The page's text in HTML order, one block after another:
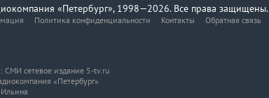
«Петербург», 1998—2026. Все права защищены.
Политика конфиденциальности Контакты Обратная связь
СМИ сетевое издание 5-tv.ru
«Петербург»